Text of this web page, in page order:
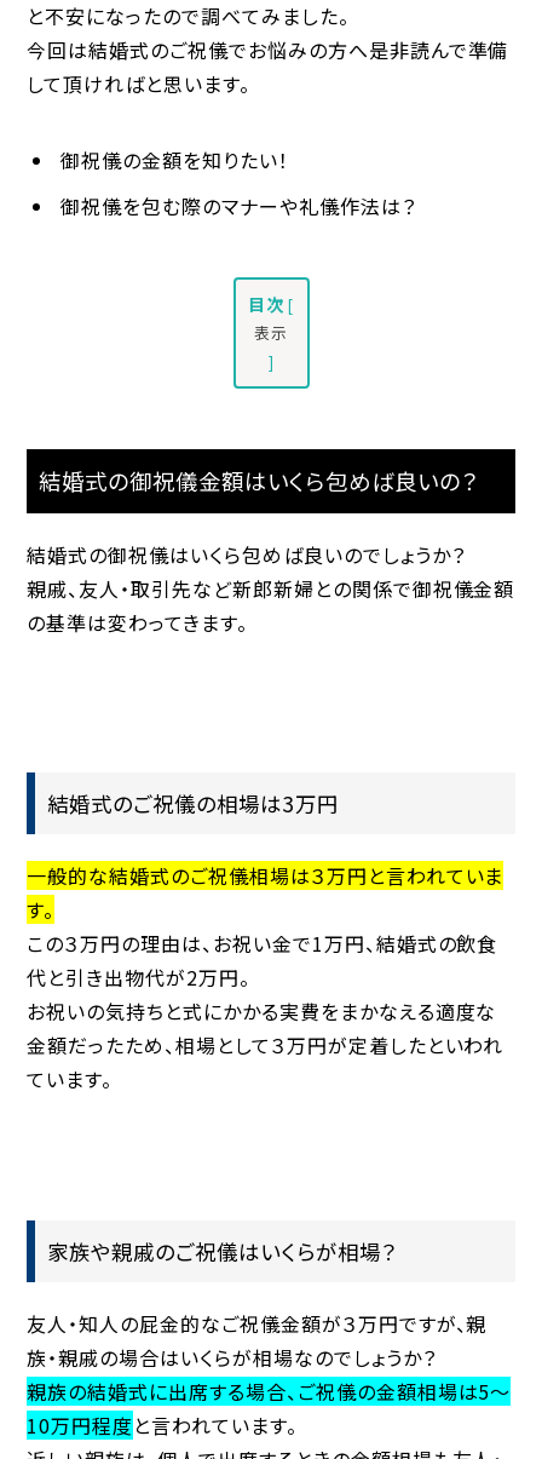
と不安になったので調べてみました。
今回は結婚式のご祝儀でお悩みの方へ是非読んで準備
して頂ければと思います。
御祝儀の金額を知りたい！
御祝儀を包む際のマナーや礼儀作法は？
目次 [
表示
]
結婚式の御祝儀金額はいくら包めば良いの？
結婚式の御祝儀はいくら包めば良いのでしょうか？
親戚、友人・取引先など新郎新婦との関係で御祝儀金額
の基準は変わってきます。
結婚式のご祝儀の相場は3万円
一般的な結婚式のご祝儀相場は３万円と言われていま
す。
この３万円の理由は、お祝い金で1万円、結婚式の飲食
代と引き出物代が2万円。
お祝いの気持ちと式にかかる実費をまかなえる適度な
金額だったため、相場として３万円が定着したといわれ
ています。
家族や親戚のご祝儀はいくらが相場？
友人・知人の屁金的なご祝儀金額が３万円ですが、親
族・親戚の場合はいくらが相場なのでしょうか？
親族の結婚式に出席する場合、ご祝儀の金額相場は5～
10万円程度 と言われています。